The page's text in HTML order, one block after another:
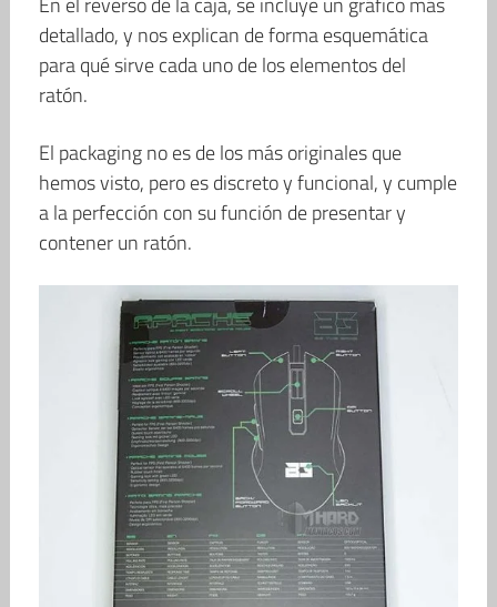
detallado, y nos explican de forma esquemática
para qué sirve cada uno de los elementos del
ratón.
El packaging no es de los más originales que
hemos visto, pero es discreto y funcional, y cumple
a la perfección con su función de presentar y
contener un ratón.